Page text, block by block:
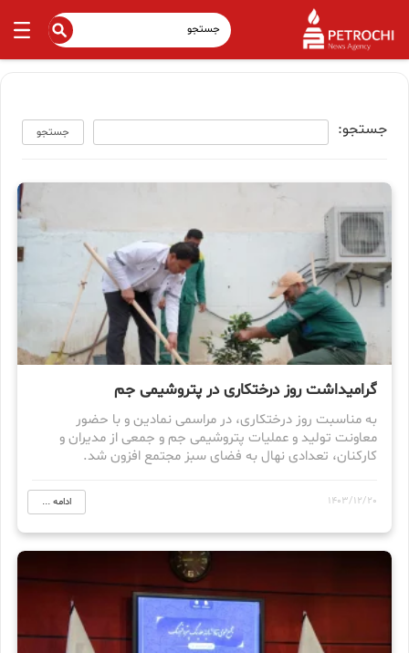
جستجو: جستجو
گرامیداشت روز درختکاری در پتروشیمی جم
به مناسبت روز درختکاری، در مراسمی نمادین و با حضور
معاونت تولید و عملیات پتروشیمی جم و جمعی از مدیران و
کارکنان، تعدادی نهال به فضای سبز مجتمع افزون شد.
1403/12/20 ادامه ...